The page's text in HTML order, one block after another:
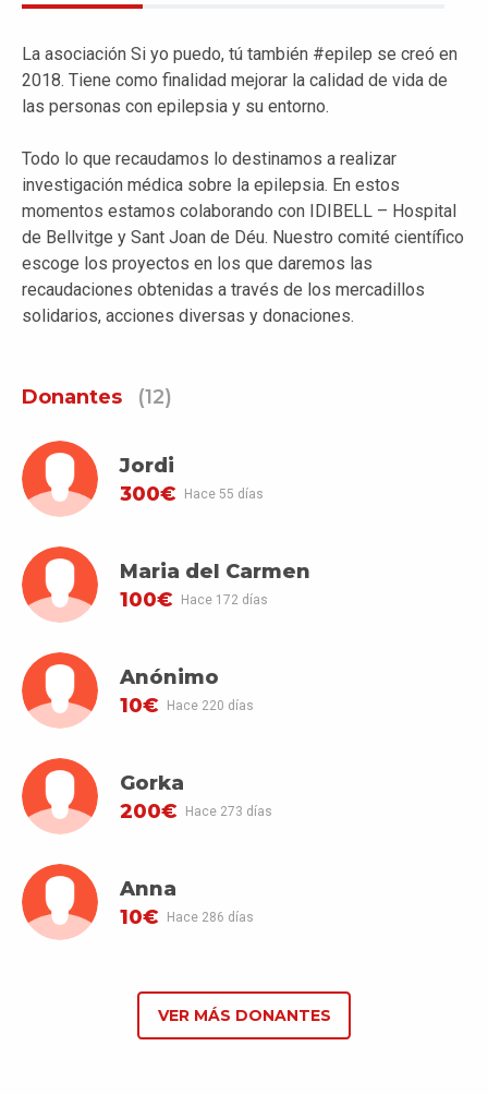
La asociación Si yo puedo, tú también #epilep se creó en
2018. Tiene como finalidad mejorar la calidad de vida de
las personas con epilepsia y su entorno.
Todo lo que recaudamos lo destinamos a realizar
investigación médica sobre la epilepsia. En estos
momentos estamos colaborando con IDIBELL – Hospital
de Bellvitge y Sant Joan de Déu. Nuestro comité científico
escoge los proyectos en los que daremos las
recaudaciones obtenidas a través de los mercadillos
solidarios, acciones diversas y donaciones.
Donantes (12)
Jordi
300€
Hace 55 días
Maria del Carmen
100€
Hace 172 días
Anónimo
10€
Hace 220 días
Gorka
200€
Hace 273 días
Anna
10€
Hace 286 días
VER MÁS DONANTES